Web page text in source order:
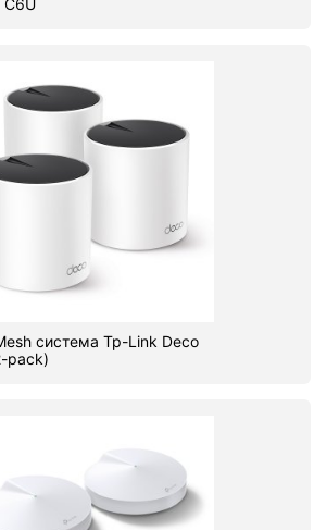
C6U
система Tp-Link Deco
pack)